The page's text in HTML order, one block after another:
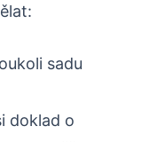
sadu
doklad o